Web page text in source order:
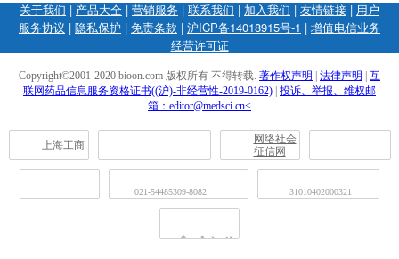
关于我们 | 产品大全 | 营销服务 | 联系我们 | 加入我们 | 友情链接 | 用户
服务协议 | 隐私保护 | 免责条款 | 沪ICP备14018915号-1 | 增值电信业务
经营许可证
Copyright©2001-2020 bioon.com 版权所有 不得转载. 著作权声明 法律声明
互
联网药品信息服务资格证书((沪)-非经营性-2019-0162) 投诉、举报、维权邮
箱：editor@medsci.cn<
上海工商
网络社会
征信网
021-54485309-8082 31010402000321